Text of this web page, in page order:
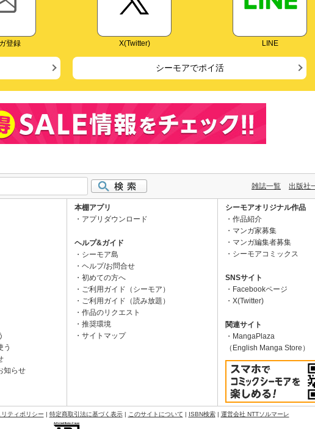
登録 X(Twitter) LINE
シーモアでポイ活
雑誌一覧 出版社
う
知らせ
本棚アプリ
アプリダウンロード
ヘルプ&ガイド
シーモア島
ヘルプ/お問合せ
初めての方へ
ご利用ガイド（シーモア）
ご利用ガイド（読み放題）
作品のリクエスト
推奨環境
サイトマップ
シーモアオリジナル作品
作品紹介
マンガ家募集
マンガ編集者募集
シーモアコミックス
SNSサイト
Facebookページ
X(Twitter)
関連サイト
MangaPlaza
（English Manga Store）
ティポリシー | 特定商取引法に基づく表示| このサイトについて | ISBN検索| 運営会社 NTTソルマーレ